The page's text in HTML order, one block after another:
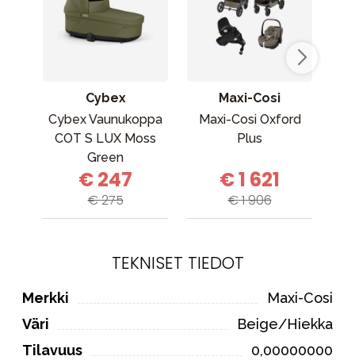
Cybex
Cybex Vaunukoppa
COT S LUX Moss
Green
€ 247
€ 275
Maxi-Cosi
Maxi-Cosi Oxford
Plus
€ 1 621
€ 1 906
TEKNISET TIEDOT
Merkki
Maxi-Cosi
Väri
Beige/Hiekka
Tilavuus
0,00000000